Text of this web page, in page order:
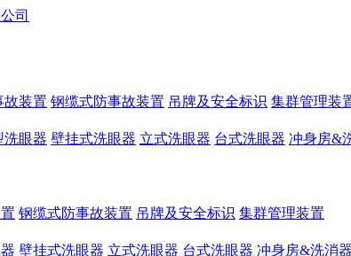
故装置 钢缆式防事故装置 吊牌及安全标识 集群管理装
洗眼器 壁挂式洗眼器 立式洗眼器 台式洗眼器 冲身房&
钢缆式防事故装置 吊牌及安全标识 集群管理装置
壁挂式洗眼器 立式洗眼器 台式洗眼器 冲身房&洗消器